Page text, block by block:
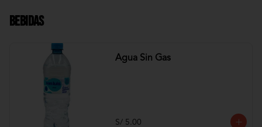
Bebidas
Agua Sin Gas
S/ 5.00